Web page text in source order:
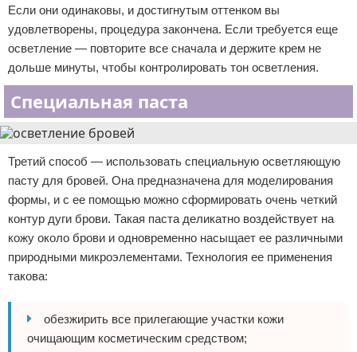
Если они одинаковы, и достигнутым оттенком вы
удовлетворены, процедура закончена. Если требуется еще
осветление — повторите все сначала и держите крем не
дольше минуты, чтобы контролировать тон осветления.
Специальная паста
Третий способ — использовать специальную осветляющую
пасту для бровей. Она предназначена для моделирования
формы, и с ее помощью можно сформировать очень четкий
контур дуги брови. Такая паста деликатно воздействует на
кожу около брови и одновременно насыщает ее различными
природными микроэлементами. Технология ее применения
такова:
обезжирить все прилегающие участки кожи
очищающим косметическим средством;